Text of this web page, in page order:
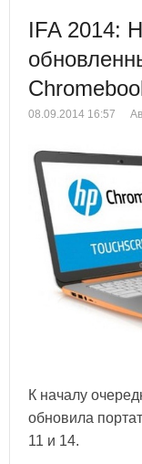
IFA 2014:
08.09.2014 16:57
К началу
обновила
11 и 14.